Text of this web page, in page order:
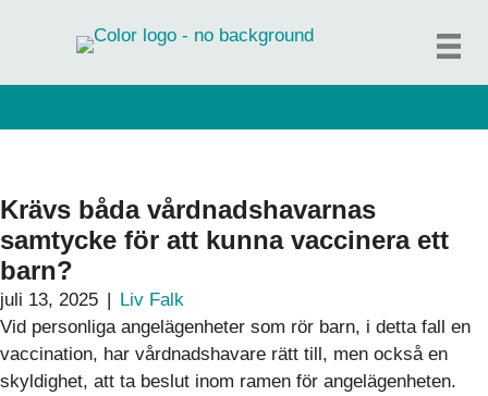
Krävs båda vårdnadshavarnas
samtycke för att kunna vaccinera ett
barn?
juli 13, 2025 | Liv Falk
Vid personliga angelägenheter som rör barn, i detta fall en
vaccination, har vårdnadshavare rätt till, men också en
skyldighet, att ta beslut inom ramen för angelägenheten.